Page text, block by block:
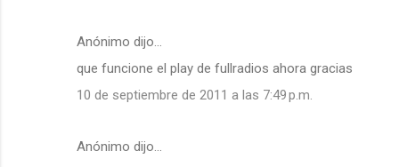
Anónimo dijo…
que funcione el play de fullradios ahora gracias
10 de septiembre de 2011 a las 7:49 p.m.
Anónimo dijo…